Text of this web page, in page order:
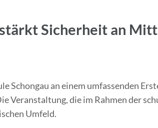
Sicherheit an
Schongau an einem umfassenden
Veranstaltung, die im Rahmen der
Umfeld.